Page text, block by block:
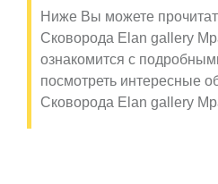
Ниже Вы можете
Сковорода Elan gallery
ознакомится с
посмотреть интересные
Сковорода Elan gallery